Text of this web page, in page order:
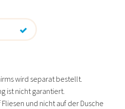
wird separat bestellt.
ist nicht garantiert.
und nicht auf der Dusche